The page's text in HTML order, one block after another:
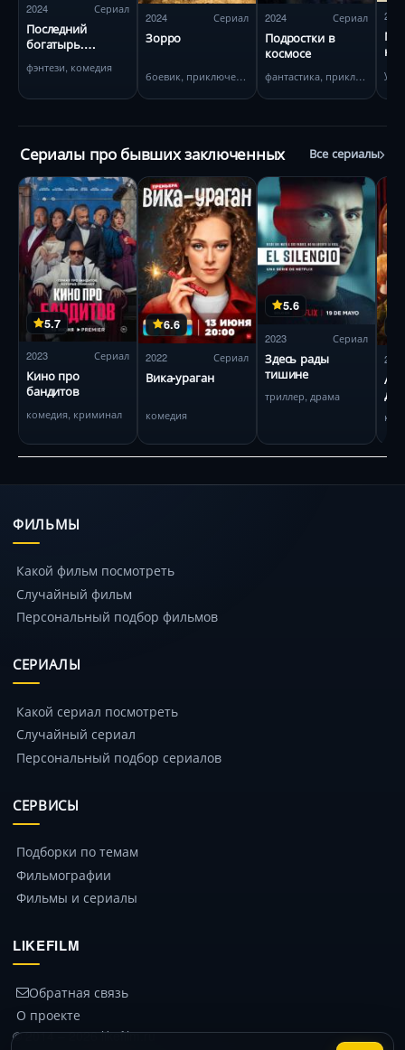
2024 Сериал
Последний
богатырь.
фэнтези, комедия
2024 Сериал
Зорро
2024 Сериал
Подростки в
космосе
2024
Сериалы про бывших заключенных Все сериалы
5.7
2023 Сериал
Кино про
бандитов
комедия, криминал
6.6
2022 Сериал
Вика-ураган
комедия
5.6
2023 Сериал
Здесь рады
тишине
триллер, драма
2023
ФИЛЬМЫ
Какой фильм посмотреть
Случайный фильм
Персональный подбор фильмов
СЕРИАЛЫ
Какой сериал посмотреть
Случайный сериал
Персональный подбор сериалов
СЕРВИСЫ
Подборки по темам
Фильмографии
Фильмы и сериалы
LIKEFILM
Обратная связь
О проекте
© 2014 – 2026 likefilm.ru